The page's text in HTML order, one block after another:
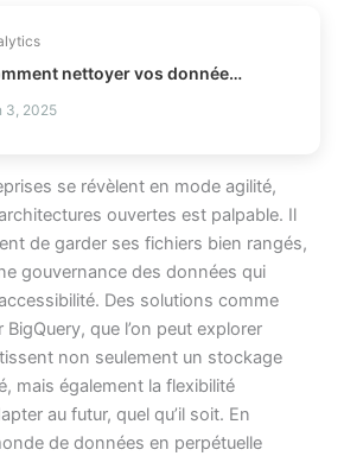
Comment nettoyer vos données Pandas sans casser votre code ?
3, 2025
se révèlent en mode agilité,
ouvertes est palpable. Il
de garder ses fichiers bien rangés,
gouvernance des données qui
Des solutions comme
que l’on peut explorer
non seulement un stockage
mais également la flexibilité
au futur, quel qu’il soit. En
de données en perpétuelle